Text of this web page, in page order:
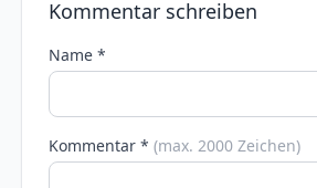
Kommentar schreiben
Name *
Kommentar * (max. 2000 Zeichen)